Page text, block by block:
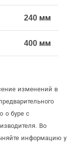
240 мм
400 мм
изменений в
о буре с
Во
информацию у